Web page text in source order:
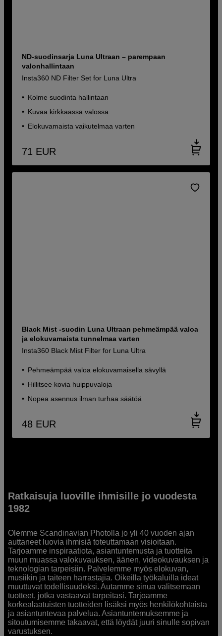
ND-suodinsarja Luna Ultraan – parempaan
valonhallintaan
Insta360 ND Filter Set for Luna Ultra
Kolme suodinta hallintaan
Kuvaa kirkkaassa valossa
Elokuvamaista vaikutelmaa varten
71 EUR
Black Mist -suodin Luna Ultraan pehmeämpää valoa
ja elokuvamaista tunnelmaa varten
Insta360 Black Mist Filter for Luna Ultra
Pehmeämpää valoa elokuvamaisella sävyllä
Hillitsee kovia huippuvaloja
Nopea asennus ilman turhaa säätöä
48 EUR
Ratkaisuja luoville ihmisille jo vuodesta
1982
Olemme Scandinavian Photolla jo yli 40 vuoden ajan
auttaneet luovia ihmisiä toteuttamaan visioitaan.
Tarjoamme inspiraatiota, asiantuntemusta ja tuotteita
muun muassa valokuvauksen, äänen, videokuvauksen ja
teknologian tarpeisiin. Palvelemme myös elokuvan,
musiikin ja taiteen harrastajia. Oikeilla työkaluilla ideat
muuttuvat todellisuudeksi. Autamme sinua valitsemaan
tuotteet, jotka vastaavat tarpeitasi. Tarjoamme
korkealaatuisten tuotteiden lisäksi myös henkilökohtaista
ja asiantuntevaa palvelua. Asiantuntemuksemme ja
sitoutumisemme takaavat, että löydät juuri sinulle sopivan
varustuksen.